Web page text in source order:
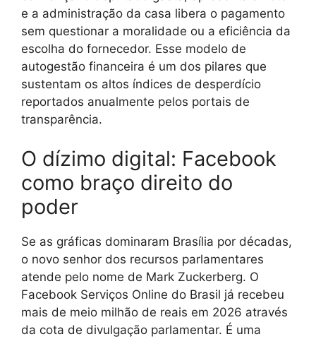
e a administração da casa libera o pagamento
sem questionar a moralidade ou a eficiência da
escolha do fornecedor. Esse modelo de
autogestão financeira é um dos pilares que
sustentam os altos índices de desperdício
reportados anualmente pelos portais de
transparência.
O dízimo digital: Facebook
como braço direito do
poder
Se as gráficas dominaram Brasília por décadas,
o novo senhor dos recursos parlamentares
atende pelo nome de Mark Zuckerberg. O
Facebook Serviços Online do Brasil já recebeu
mais de meio milhão de reais em 2026 através
da cota de divulgação parlamentar. É uma